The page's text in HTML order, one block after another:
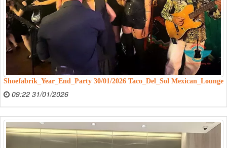
Shoefabrik_Year_End_Party 30/01/2026 Taco_Del_Sol Mexican_Lounge
09:22 31/01/2026